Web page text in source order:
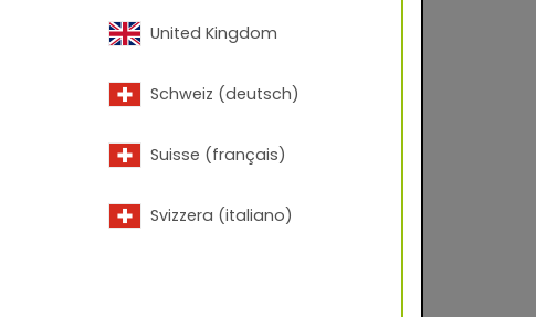
United Kingdom
Schweiz (deutsch)
Suisse (français)
Svizzera (italiano)